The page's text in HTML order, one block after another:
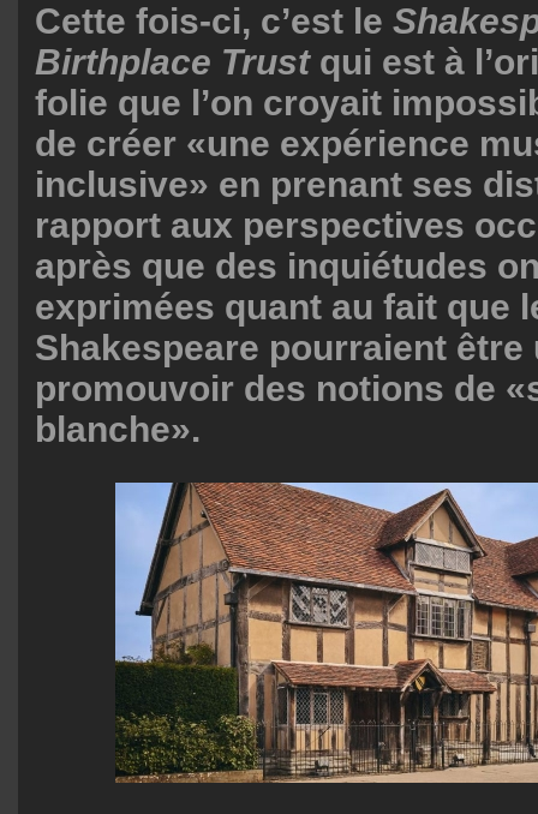
Cette fois-ci, c’est le
Birthplace Trustqui est à
folie que l’on croyait
de créer «une expérience
inclusive» en prenant ses
rapport aux perspectives
après que des inquiétudes
exprimées quant au fait que
Shakespeare pourraient
promouvoir des notions de
blanche».